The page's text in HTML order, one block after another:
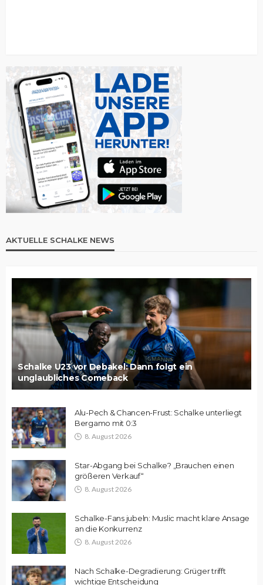
AKTUELLE SCHALKE NEWS
Schalke U23 vor Debakel: Dann folgt ein
unglaubliches Comeback
Alu-Pech & Chancen-Frust: Schalke unterliegt
Bergamo mit 0:3
8. August 2026
Star-Abgang bei Schalke? „Brauchen einen
größeren Verkauf“
8. August 2026
Schalke-Fans jubeln: Muslic macht klare Ansage
an die Konkurrenz
8. August 2026
Nach Schalke-Degradierung: Grüger trifft
wichtige Entscheidung